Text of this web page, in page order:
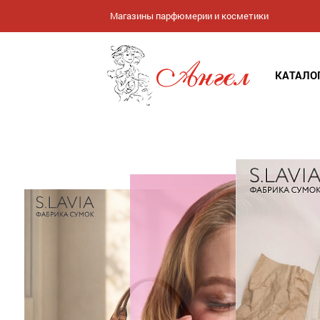
Магазины парфюмерии и косметики